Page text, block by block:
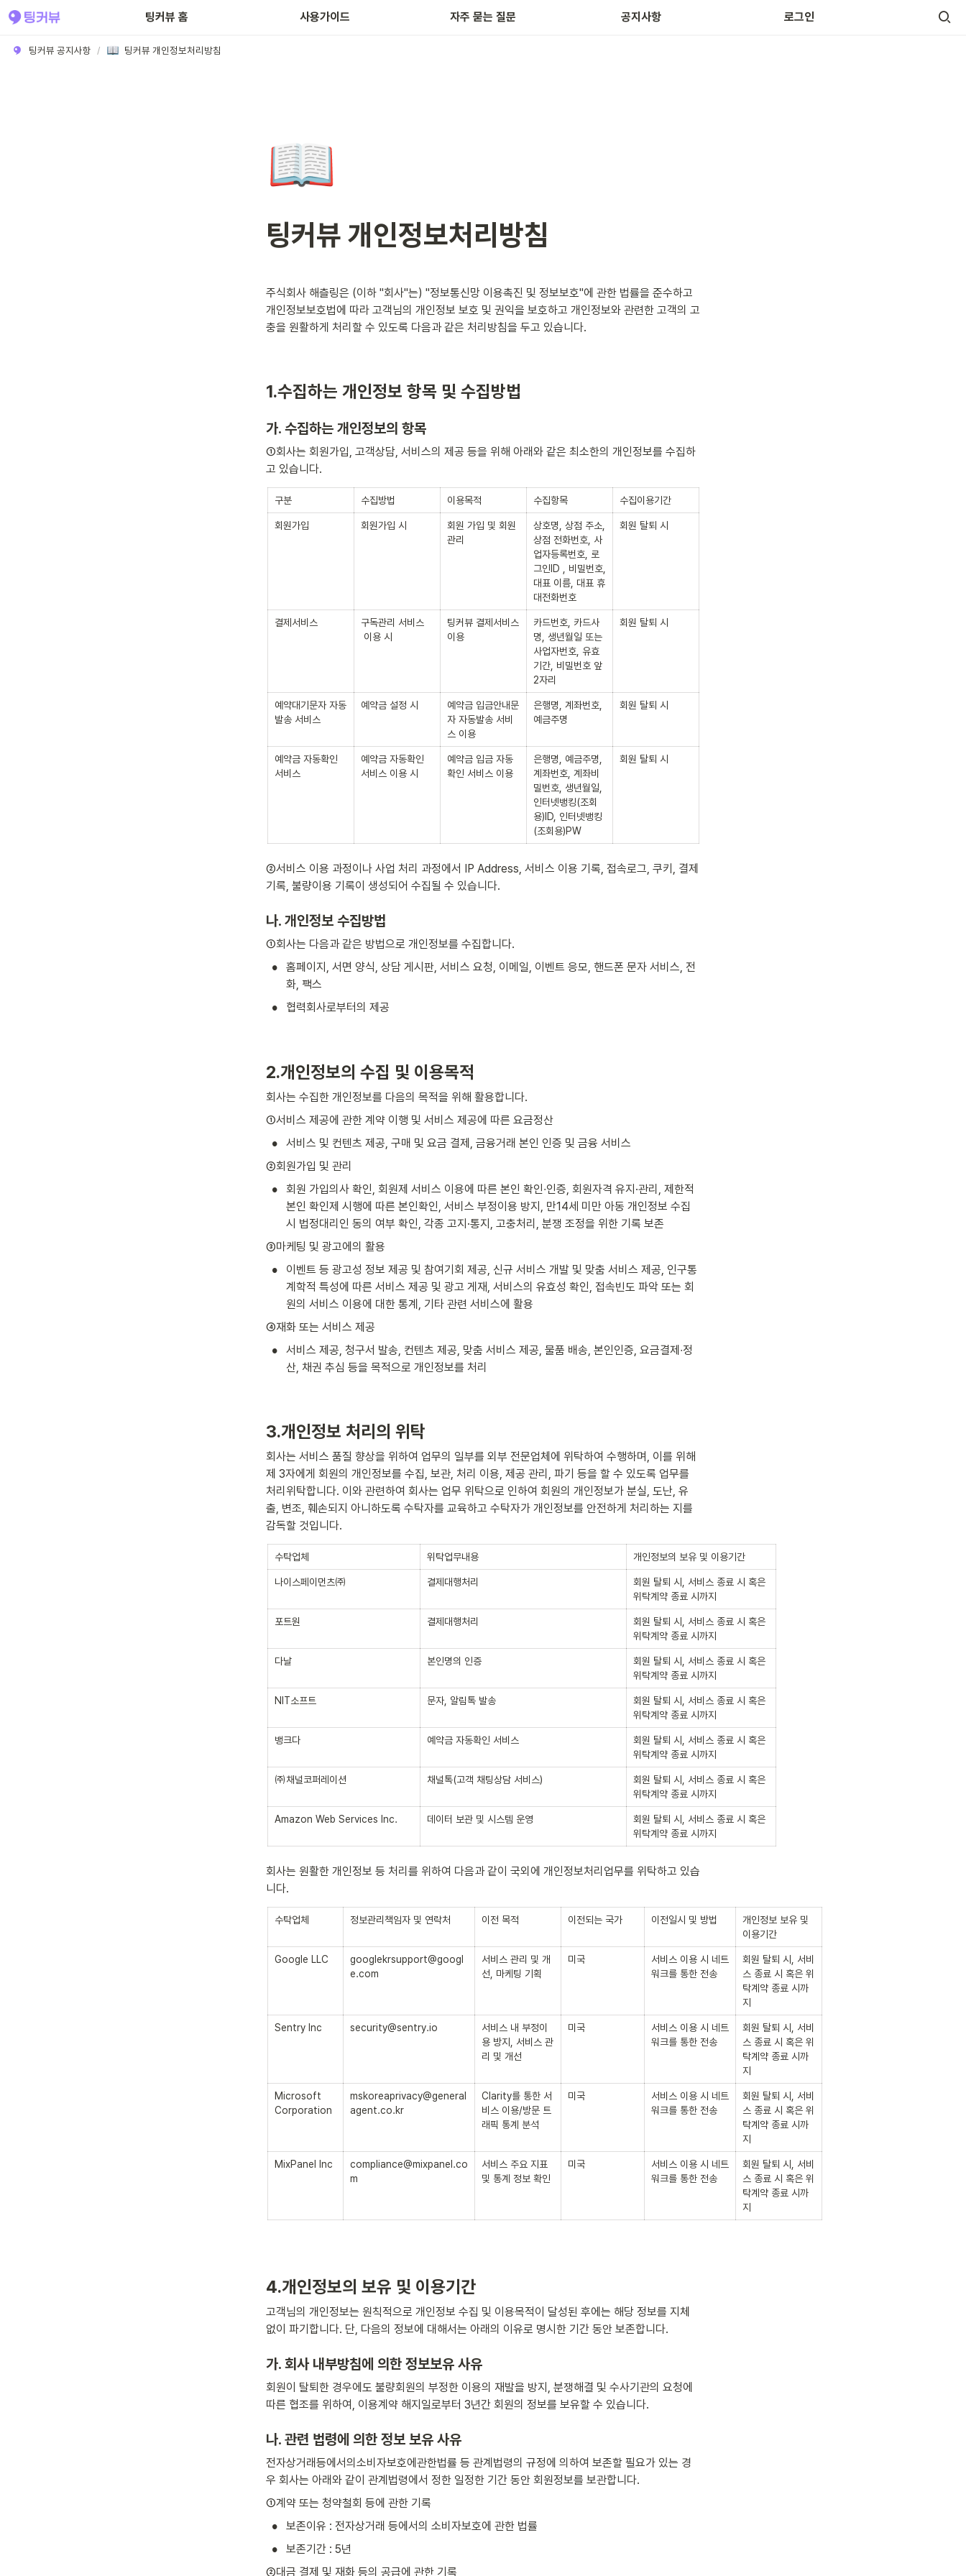
팅커뷰 홈 사용가이드 자주 묻는 질문 공지사항 로그인
팅커뷰 공지사항 / 팅커뷰 개인정보처리방침
📖
팅커뷰 개인정보처리방침
주식회사 해츨링은 (이하 "회사"는) "정보통신망 이용촉진 및 정보보호"에 관한 법률을 준수하고
개인정보보호법에 따라 고객님의 개인정보 보호 및 권익을 보호하고 개인정보와 관련한 고객의 고
충을 원활하게 처리할 수 있도록 다음과 같은 처리방침을 두고 있습니다.
1.수집하는 개인정보 항목 및 수집방법
가. 수집하는 개인정보의 항목
①회사는 회원가입, 고객상담, 서비스의 제공 등을 위해 아래와 같은 최소한의 개인정보를 수집하
고 있습니다.
구분 수집방법 이용목적 수집항목 수집이용기간
회원가입 회원가입 시
회원 가입 및 회원
관리
상호명, 상점 주소,
상점 전화번호, 사
업자등록번호, 로
그인ID , 비밀번호,
대표 이름, 대표 휴
대전화번호
회원 탈퇴 시
결제서비스
구독관리 서비스
이용 시
팅커뷰 결제서비스
이용
카드번호, 카드사
명, 생년월일 또는
사업자번호, 유효
기간, 비밀번호 앞
2자리
회원 탈퇴 시
예약대기문자 자동
발송 서비스
예약금 설정 시
예약금 입금안내문
자 자동발송 서비
스 이용
은행명, 계좌번호,
예금주명
회원 탈퇴 시
예약금 자동확인
서비스
예약금 자동확인
서비스 이용 시
예약금 입금 자동
확인 서비스 이용
은행명, 예금주명,
계좌번호, 계좌비
밀번호, 생년월일,
인터넷뱅킹(조회
용)ID, 인터넷뱅킹
(조회용)PW
회원 탈퇴 시
②서비스 이용 과정이나 사업 처리 과정에서 IP Address, 서비스 이용 기록, 접속로그, 쿠키, 결제
기록, 불량이용 기록이 생성되어 수집될 수 있습니다.
나. 개인정보 수집방법
①회사는 다음과 같은 방법으로 개인정보를 수집합니다.
•
홈페이지, 서면 양식, 상담 게시판, 서비스 요청, 이메일, 이벤트 응모, 핸드폰 문자 서비스, 전
화, 팩스
• 협력회사로부터의 제공
2.개인정보의 수집 및 이용목적
회사는 수집한 개인정보를 다음의 목적을 위해 활용합니다.
①서비스 제공에 관한 계약 이행 및 서비스 제공에 따른 요금정산
•
서비스 및 컨텐츠 제공, 구매 및 요금 결제, 금융거래 본인 인증 및 금융 서비스
②회원가입 및 관리
•
회원 가입의사 확인, 회원제 서비스 이용에 따른 본인 확인∙인증, 회원자격 유지·관리, 제한적
본인 확인제 시행에 따른 본인확인, 서비스 부정이용 방지, 만14세 미만 아동 개인정보 수집
시 법정대리인 동의 여부 확인, 각종 고지·통지, 고충처리, 분쟁 조정을 위한 기록 보존
③마케팅 및 광고에의 활용
•
이벤트 등 광고성 정보 제공 및 참여기회 제공, 신규 서비스 개발 및 맞춤 서비스 제공, 인구통
계학적 특성에 따른 서비스 제공 및 광고 게재, 서비스의 유효성 확인, 접속빈도 파악 또는 회
원의 서비스 이용에 대한 통계, 기타 관련 서비스에 활용
④재화 또는 서비스 제공
•
서비스 제공, 청구서 발송, 컨텐츠 제공, 맞춤 서비스 제공, 물품 배송, 본인인증, 요금결제∙정
산, 채권 추심 등을 목적으로 개인정보를 처리
3.개인정보 처리의 위탁
회사는 서비스 품질 향상을 위하여 업무의 일부를 외부 전문업체에 위탁하여 수행하며, 이를 위해
제 3자에게 회원의 개인정보를 수집, 보관, 처리 이용, 제공 관리, 파기 등을 할 수 있도록 업무를
처리위탁합니다. 이와 관련하여 회사는 업무 위탁으로 인하여 회원의 개인정보가 분실, 도난, 유
출, 변조, 훼손되지 아니하도록 수탁자를 교육하고 수탁자가 개인정보를 안전하게 처리하는 지를
감독할 것입니다.
수탁업체 위탁업무내용 개인정보의 보유 및 이용기간
나이스페이먼츠㈜ 결제대행처리
회원 탈퇴 시, 서비스 종료 시 혹은
위탁계약 종료 시까지
포트원 결제대행처리
회원 탈퇴 시, 서비스 종료 시 혹은
위탁계약 종료 시까지
다날 본인명의 인증
회원 탈퇴 시, 서비스 종료 시 혹은
위탁계약 종료 시까지
NIT소프트 문자, 알림톡 발송
회원 탈퇴 시, 서비스 종료 시 혹은
위탁계약 종료 시까지
뱅크다 예약금 자동확인 서비스
회원 탈퇴 시, 서비스 종료 시 혹은
위탁계약 종료 시까지
㈜채널코퍼레이션 채널톡(고객 채팅상담 서비스)
회원 탈퇴 시, 서비스 종료 시 혹은
위탁계약 종료 시까지
Amazon Web Services Inc. 데이터 보관 및 시스템 운영
회원 탈퇴 시, 서비스 종료 시 혹은
위탁계약 종료 시까지
회사는 원활한 개인정보 등 처리를 위하여 다음과 같이 국외에 개인정보처리업무를 위탁하고 있습
니다.
수탁업체 정보관리책임자 및 연락처 이전 목적 이전되는 국가 이전일시 및 방법
개인정보 보유 및
이용기간
Google LLC
googlekrsupport@googl
e.com
서비스 관리 및 개
선, 마케팅 기획
미국
서비스 이용 시 네트
워크를 통한 전송
회원 탈퇴 시, 서비
스 종료 시 혹은 위
탁계약 종료 시까
지
Sentry Inc security@sentry.io
서비스 내 부정이
용 방지, 서비스 관
리 및 개선
미국
서비스 이용 시 네트
워크를 통한 전송
회원 탈퇴 시, 서비
스 종료 시 혹은 위
탁계약 종료 시까
지
Microsoft
Corporation
mskoreaprivacy@general
agent.co.kr
Clarity를 통한 서
비스 이용/방문 트
래픽 통계 분석
미국
서비스 이용 시 네트
워크를 통한 전송
회원 탈퇴 시, 서비
스 종료 시 혹은 위
탁계약 종료 시까
지
MixPanel Inc
compliance@mixpanel.co
m
서비스 주요 지표
및 통계 정보 확인
미국
서비스 이용 시 네트
워크를 통한 전송
회원 탈퇴 시, 서비
스 종료 시 혹은 위
탁계약 종료 시까
지
4.개인정보의 보유 및 이용기간
고객님의 개인정보는 원칙적으로 개인정보 수집 및 이용목적이 달성된 후에는 해당 정보를 지체
없이 파기합니다. 단, 다음의 정보에 대해서는 아래의 이유로 명시한 기간 동안 보존합니다.
가. 회사 내부방침에 의한 정보보유 사유
회원이 탈퇴한 경우에도 불량회원의 부정한 이용의 재발을 방지, 분쟁해결 및 수사기관의 요청에
따른 협조를 위하여, 이용계약 해지일로부터 3년간 회원의 정보를 보유할 수 있습니다.
나. 관련 법령에 의한 정보 보유 사유
전자상거래등에서의소비자보호에관한법률 등 관계법령의 규정에 의하여 보존할 필요가 있는 경
우 회사는 아래와 같이 관계법령에서 정한 일정한 기간 동안 회원정보를 보관합니다.
①계약 또는 청약철회 등에 관한 기록
• 보존이유 : 전자상거래 등에서의 소비자보호에 관한 법률
•
보존기간 : 5년
②대금 결제 및 재화 등의 공급에 관한 기록